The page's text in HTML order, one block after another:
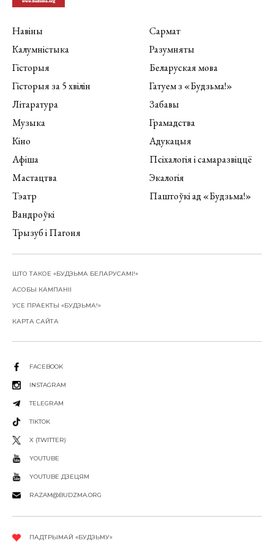
Навіны
Калумністыка
Гісторыя
Гісторыя за 5 хвілін
Літаратура
Музыка
Кіно
Афіша
Мастацтва
Тэатр
Вандроўкі
Трызуб і Пагоня
Сармат
Разумняты
Беларуская мова
Гатуем з «Будзьма!»
Забавы
Грамадства
Адукацыя
Псіхалогія і самаразвіццё
Экалогія
Паштоўкі ад «Будзьма!»
ШТО ТАКОЕ «БУДЗЬМА БЕЛАРУСАМІ!»
АСОБЫ КАМПАНІІ
УСЕ ПРАЕКТЫ «БУДЗЬМА!»
КАРТА САЙТА
FACEBOOK
INSTAGRAM
TELEGRAM
TIKTOK
X (TWITTER)
YOUTUBE
YOUTUBE ДЗЕЦЯМ
RAZAM@BUDZMA.ORG
ПАДТРЫМАЙ «БУДЗЬМУ»